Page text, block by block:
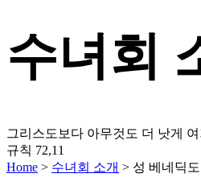
수녀회
그리스도보다 아무것도 더 낫게
규칙 72,11
Home > 수녀회 소개 > 성 베네딕